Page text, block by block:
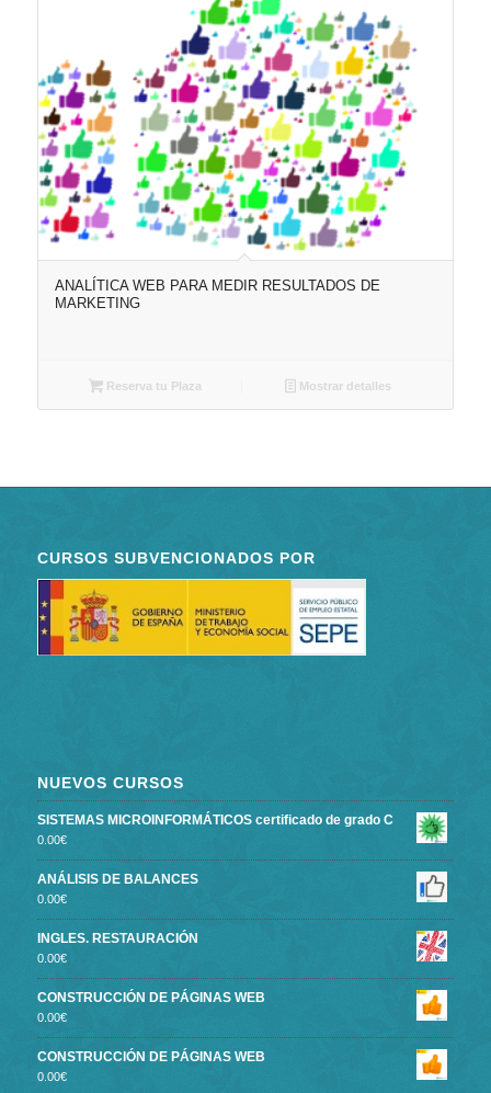
ANALÍTICA WEB PARA MEDIR RESULTADOS DE
MARKETING
Reserva tu Plaza Mostrar detalles
CURSOS SUBVENCIONADOS POR
NUEVOS CURSOS
SISTEMAS MICROINFORMÁTICOS certificado de grado C
0.00€
ANÁLISIS DE BALANCES
0.00€
INGLES. RESTAURACIÓN
0.00€
CONSTRUCCIÓN DE PÁGINAS WEB
0.00€
CONSTRUCCIÓN DE PÁGINAS WEB
0.00€